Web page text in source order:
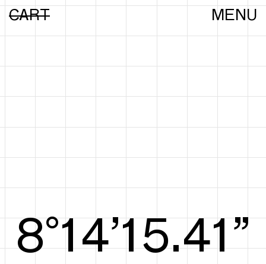
CART MENU
8°14’15.60”